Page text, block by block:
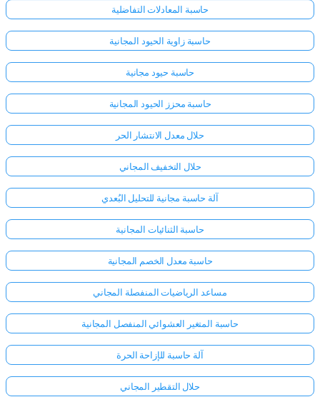
حاسبة المعادلات التفاضلية
حاسبة زاوية الحيود المجانية
حاسبة حيود مجانية
حاسبة محزز الحيود المجانية
حلال معدل الانتشار الحر
حلال التخفيف المجاني
آلة حاسبة مجانية للتحليل البُعدي
حاسبة الثنائيات المجانية
حاسبة معدل الخصم المجانية
مساعد الرياضيات المنفصلة المجاني
حاسبة المتغير العشوائي المنفصل المجانية
آلة حاسبة للإزاحة الحرة
حلال التقطير المجاني